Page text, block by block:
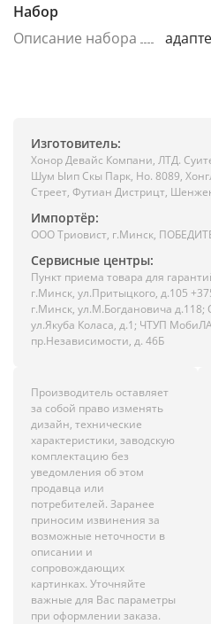
Набор
Описание набора
Изготовитель:
Хонор Девайс Компани, ЛТД.
Шум Ыип Скы Парк, Но. 8089,
Стреет, Футиан Дистрицт,
Импортёр:
ООО Триовист, г.Минск,
Сервисные центры:
Пункт приема товара для
г.Минск, ул.Притыцкого, д.105
г.Минск, ул.М.Богдановича
ул.Якуба Коласа, д.1; ЧТУП
пр.Независимости, д. 46Б
Производитель оставляет
за собой право изменять
дизайн, технические
характеристики, заводскую
комплектацию без
уведомления об этом
продавца или
потребителей. Заранее
приносим извинения за
возможные неточности в
описании и
сопровождающих
картинках. Уточняйте
важные для Вас параметры
при оформлении заказа.